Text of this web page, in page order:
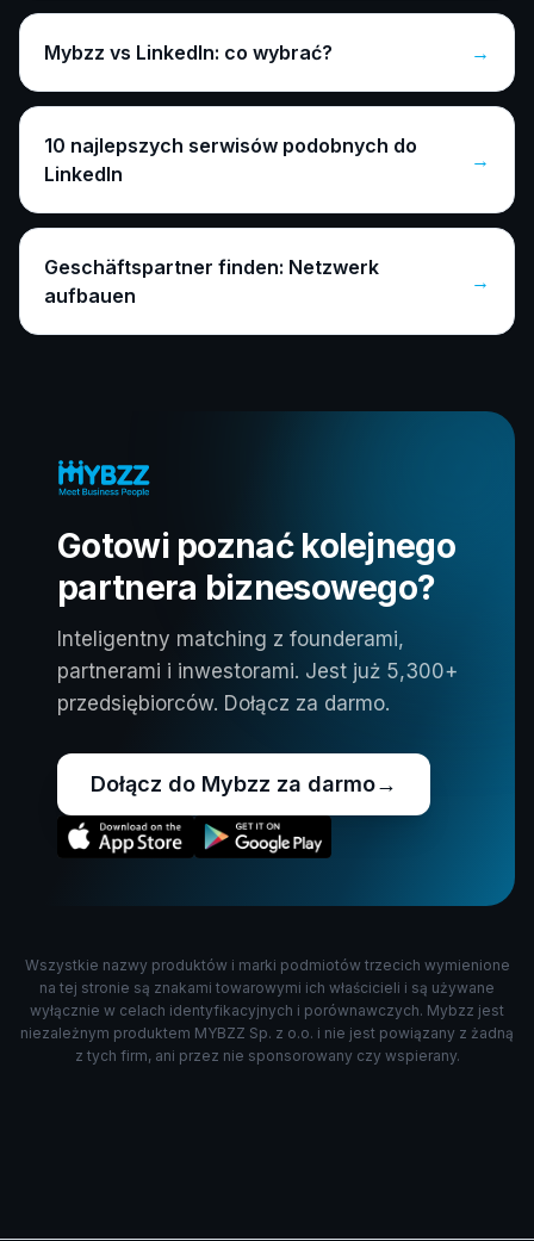
Mybzz vs LinkedIn: co wybrać? →
10 najlepszych serwisów podobnych do
LinkedIn
→
Geschäftspartner finden: Netzwerk
aufbauen
→
Gotowi poznać kolejnego
partnera biznesowego?
Inteligentny matching z founderami,
partnerami i inwestorami. Jest już 5,300+
przedsiębiorców. Dołącz za darmo.
Dołącz do Mybzz za darmo→
Wszystkie nazwy produktów i marki podmiotów trzecich wymienione
na tej stronie są znakami towarowymi ich właścicieli i są używane
wyłącznie w celach identyfikacyjnych i porównawczych. Mybzz jest
niezależnym produktem MYBZZ Sp. z o.o. i nie jest powiązany z żadną
z tych firm, ani przez nie sponsorowany czy wspierany.